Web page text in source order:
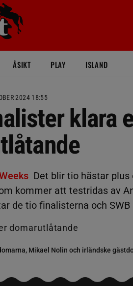
ÅSIKT PLAY ISLAND
2024 18:55
klara
Det blir tio hästar
kommer att testridas av
de tio finalisterna och
Mikael Nolin och irländske